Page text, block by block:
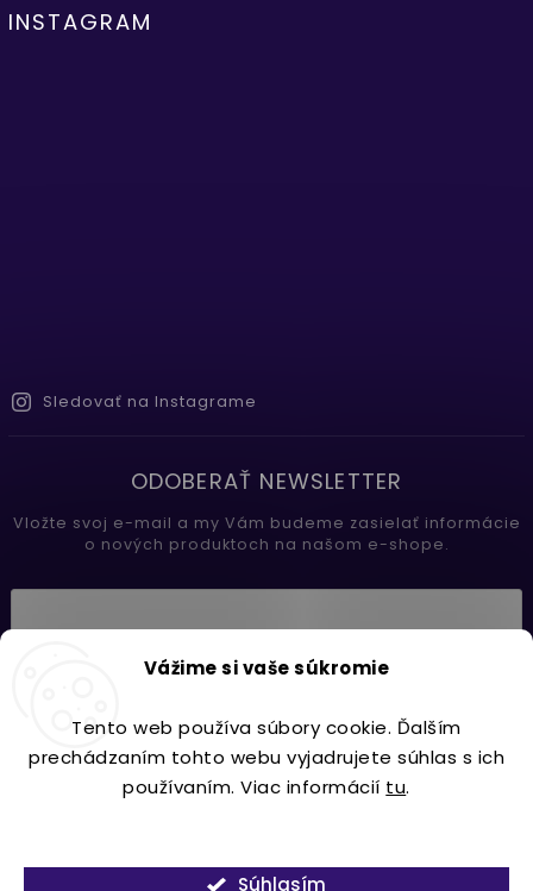
Vážime si vaše súkromie
Tento web používa súbory cookie. Ďalším
prechádzaním tohto webu vyjadrujete súhlas s ich
používaním. Viac informácií tu.
Súhlasím
INSTAGRAM
Sledovať na Instagrame
ODOBERAŤ NEWSLETTER
Vložte svoj e-mail a my Vám budeme zasielať informácie
o nových produktoch na našom e-shope.
Prihlásiť sa
Copyright 2026Lavdecor.sk. Všetky práva vyhradené.